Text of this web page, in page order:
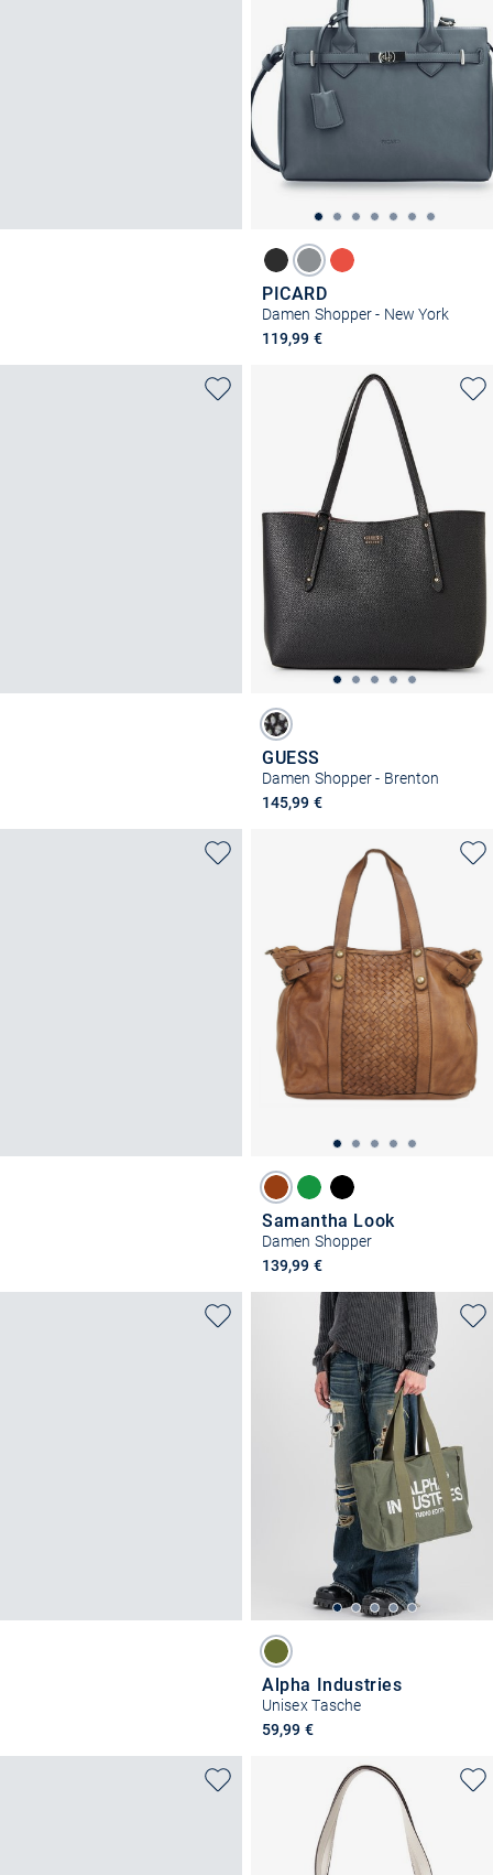
PICARD
Damen Shopper - New York
119,99 €
GUESS
Damen Shopper - Brenton
145,99 €
Samantha Look
Damen Shopper
139,99 €
Alpha Industries
Unisex Tasche
59,99 €